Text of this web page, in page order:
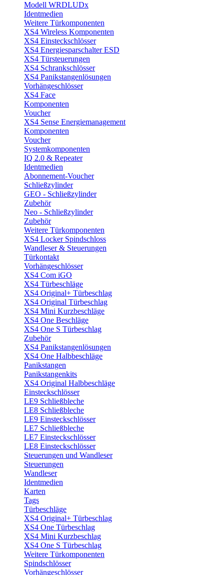
Modell WRDLUDx
Identmedien
Weitere Türkomponenten
XS4 Wireless Komponenten
XS4 Einsteckschlösser
XS4 Energiesparschalter ESD
XS4 Türsteuerungen
XS4 Schrankschlösser
XS4 Panikstangenlösungen
Vorhängeschlösser
XS4 Face
Komponenten
Voucher
XS4 Sense Energiemanagement
Komponenten
Voucher
Systemkomponenten
IQ 2.0 & Repeater
Identmedien
Abonnement-Voucher
Schließzylinder
GEO - Schließzylinder
Zubehör
Neo - Schließzylinder
Zubehör
Weitere Türkomponenten
XS4 Locker Spindschloss
Wandleser & Steuerungen
Türkontakt
Vorhängeschlösser
XS4 Com iGO
XS4 Türbeschläge
XS4 Original+ Türbeschlag
XS4 Original Türbeschlag
XS4 Mini Kurzbeschläge
XS4 One Beschläge
XS4 One S Türbeschlag
Zubehör
XS4 Panikstangenlösungen
XS4 One Halbbeschläge
Panikstangen
Panikstangenkits
XS4 Original Halbbeschläge
Einsteckschlösser
LE9 Schließbleche
LE8 Schließbleche
LE9 Einsteckschlösser
LE7 Schließbleche
LE7 Einsteckschlösser
LE8 Einsteckschlösser
Steuerungen und Wandleser
Steuerungen
Wandleser
Identmedien
Karten
Tags
Türbeschläge
XS4 Original+ Türbeschlag
XS4 One Türbeschlag
XS4 Mini Kurzbeschlag
XS4 One S Türbeschlag
Weitere Türkomponenten
Spindschlösser
Vorhängeschlösser